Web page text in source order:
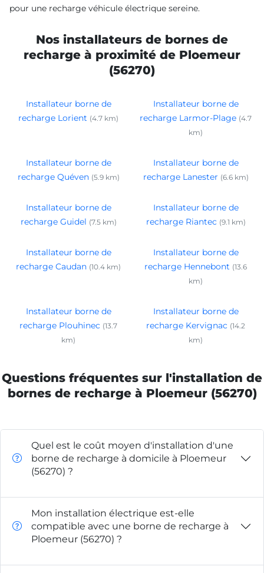
pour une recharge véhicule électrique sereine.
Nos installateurs de bornes de
recharge à proximité de Ploemeur
(56270)
Installateur borne de
recharge Lorient (4.7 km)
Installateur borne de
recharge Larmor-Plage (4.7
km)
Installateur borne de
recharge Quéven (5.9 km)
Installateur borne de
recharge Lanester (6.6 km)
Installateur borne de
recharge Guidel (7.5 km)
Installateur borne de
recharge Riantec (9.1 km)
Installateur borne de
recharge Caudan (10.4 km)
Installateur borne de
recharge Hennebont (13.6
km)
Installateur borne de
recharge Plouhinec (13.7
km)
Installateur borne de
recharge Kervignac (14.2
km)
Questions fréquentes sur l'installation de
bornes de recharge à Ploemeur (56270)
Quel est le coût moyen d'installation d'une
borne de recharge à domicile à Ploemeur
(56270) ?
Mon installation électrique est-elle
compatible avec une borne de recharge à
Ploemeur (56270) ?